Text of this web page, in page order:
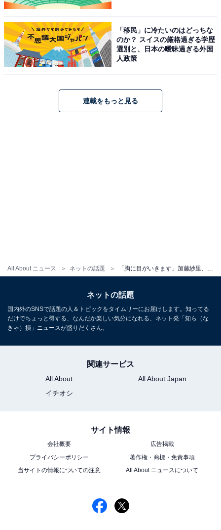
All About ニュース ネットの話題 「胸に目がいきます」加藤紗里、谷間あらわ＆生脚ちらりな姿に「おっさんには刺激が強すぎるわ！」反響
「移民」に冷たいのはどっちな
のか？ スイスの厳格過ぎる学歴
選別と、日本の曖昧過ぎる外国
人政策
連載をもっと見る
ネットの話題
国内外のSNSで話題の人＆トピックをタイムリーにお届けします。知ってる
だけでちょっと得する、なんだか楽しい気分になれる、ネット発「知ら（な
きゃ）損」ニュースが盛りだくさん。
関連サービス
All About
All About Japan
イチオシ
サイト情報
会社概要
広告掲載
プライバシーポリシー
著作権・商標・免責事項
当サイトの情報についての注意
All About ニュースについて